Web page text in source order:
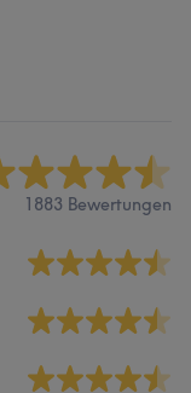
1883 Bewertungen